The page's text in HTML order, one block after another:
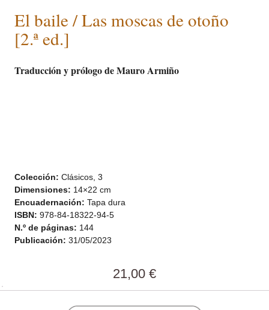
El baile / Las moscas de otoño
[2.ª ed.]
Traducción y prólogo de Mauro Armiño
Colección: Clásicos, 3
Dimensiones: 14×22 cm
Encuadernación: Tapa dura
ISBN: 978-84-18322-94-5
N.º de páginas: 144
Publicación: 31/05/2023
21,00 €